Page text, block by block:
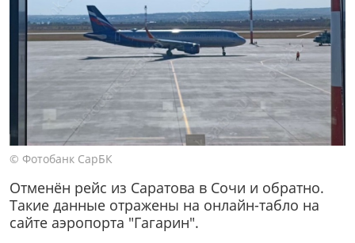
© Фотобанк СарБК
Отменён рейс из Саратова в Сочи и обратно.
Такие данные отражены на онлайн-табло на
сайте аэропорта "Гагарин".